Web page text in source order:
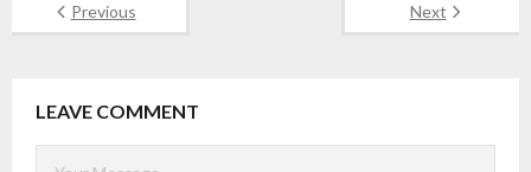
Previous Next
LEAVE COMMENT